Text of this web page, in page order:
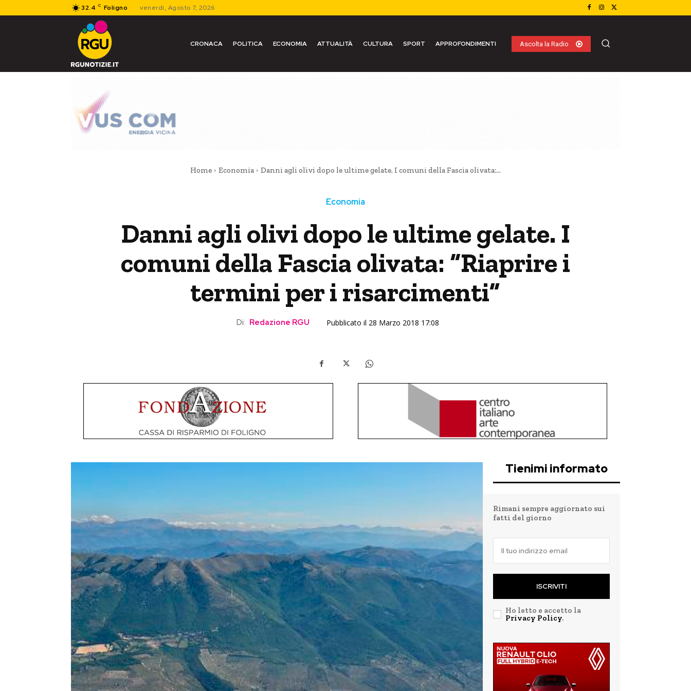
32.4 C Foligno venerdì, Agosto 7, 2026
CRONACA POLITICA ECONOMIA ATTUALITÀ CULTURA SPORT APPROFONDIMENTI Ascolta la Radio
Home Economia Danni agli olivi dopo le ultime gelate. I comuni della Fascia olivata:...
Economia
Danni agli olivi dopo le ultime gelate. I
comuni della Fascia olivata: “Riaprire i
termini per i risarcimenti”
Di: Redazione RGU Pubblicato il 28 Marzo 2018 17:08
Tienimi informato
Rimani sempre aggiornato sui
fatti del giorno
ISCRIVITI
Ho letto e accetto la
Privacy Policy.